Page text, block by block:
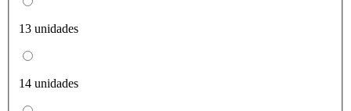
13 unidades
14 unidades